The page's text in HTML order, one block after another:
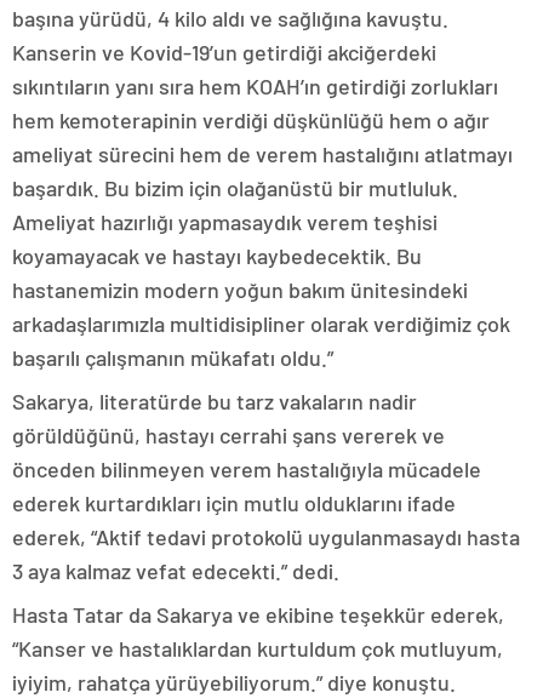
başına yürüdü, 4 kilo aldı ve sağlığına kavuştu.
Kanserin ve Kovid-19’un getirdiği akciğerdeki
sıkıntıların yanı sıra hem KOAH’ın getirdiği zorlukları
hem kemoterapinin verdiği düşkünlüğü hem o ağır
ameliyat sürecini hem de verem hastalığını atlatmayı
başardık. Bu bizim için olağanüstü bir mutluluk.
Ameliyat hazırlığı yapmasaydık verem teşhisi
koyamayacak ve hastayı kaybedecektik. Bu
hastanemizin modern yoğun bakım ünitesindeki
arkadaşlarımızla multidisipliner olarak verdiğimiz çok
başarılı çalışmanın mükafatı oldu.”
Sakarya, literatürde bu tarz vakaların nadir
görüldüğünü, hastayı cerrahi şans vererek ve
önceden bilinmeyen verem hastalığıyla mücadele
ederek kurtardıkları için mutlu olduklarını ifade
ederek, “Aktif tedavi protokolü uygulanmasaydı hasta
3 aya kalmaz vefat edecekti.” dedi.
Hasta Tatar da Sakarya ve ekibine teşekkür ederek,
“Kanser ve hastalıklardan kurtuldum çok mutluyum,
iyiyim, rahatça yürüyebiliyorum.” diye konuştu.